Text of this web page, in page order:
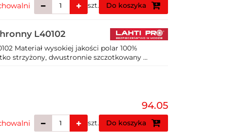
szt. Do koszyka
L40102
Materiał wysokiej jakości polar 100%
strzyżony, dwustronnie szczotkowany ...
94.05
szt. Do koszyka